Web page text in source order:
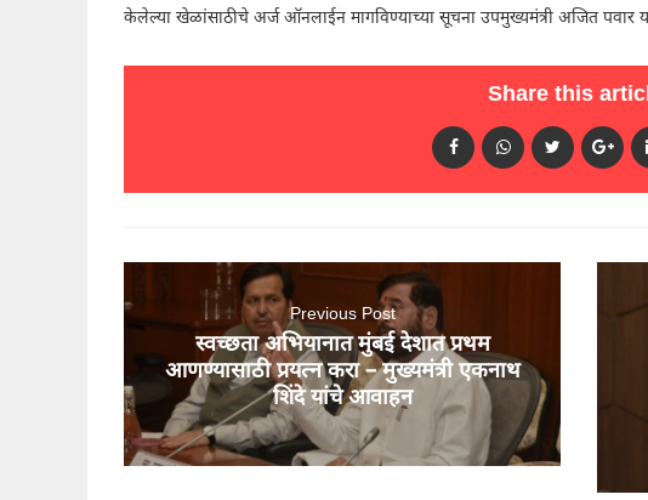
केलेल्या खेळांसाठीचे अर्ज ऑनलाईन मागविण्याच्या सूचना उपमुख्यमंत्री अजित पवार
Share this
Previous Post
स्वच्छता अभियानात मुंबई देशात प्रथम
आणण्यासाठी प्रयत्न करा – मुख्यमंत्री एकनाथ
शिंदे यांचे आवाहन